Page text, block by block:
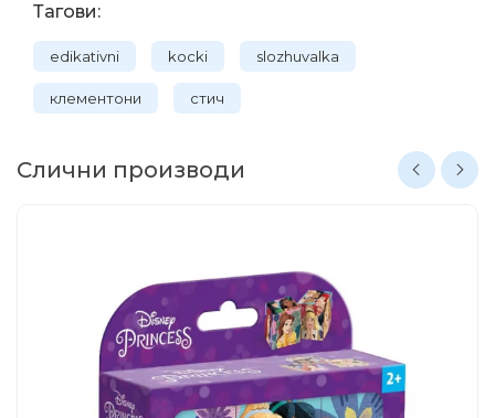
Тагови:
edikativni kocki slozhuvalka
клементони стич
Слични производи